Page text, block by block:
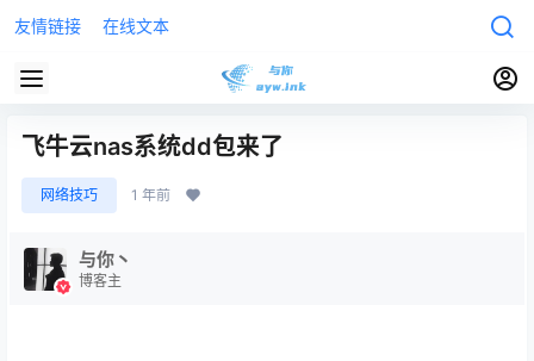
友情链接 在线文本
飞牛云nas系统dd包来了
网络技巧 1 年前
与你丶
博客主